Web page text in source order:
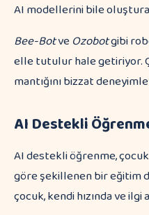
AI modellerini bile
Bee-BotveOzobotgibi
elle tutulur hale getiriyor.
mantığını bizzat
AI Destekli
AI destekli öğrenme,
göre şekillenen bir eğitim
çocuk, kendi hızında ve